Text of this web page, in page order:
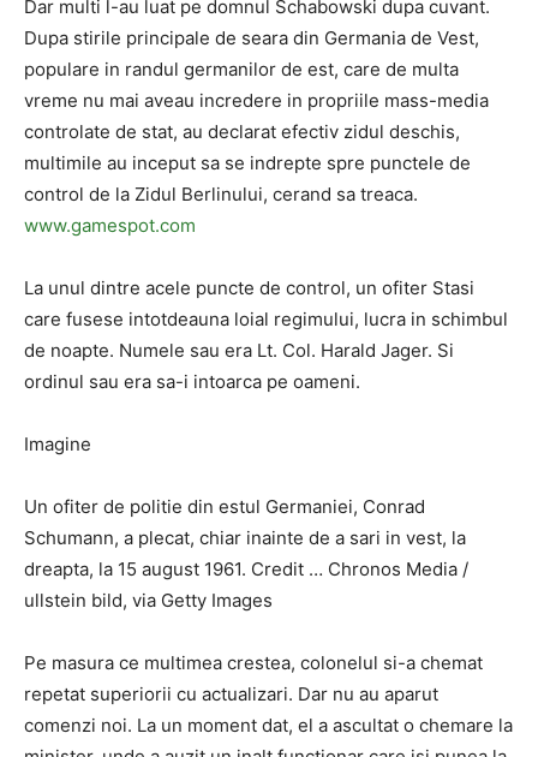
Dar multi l-au luat pe domnul Schabowski dupa cuvant.
Dupa stirile principale de seara din Germania de Vest,
populare in randul germanilor de est, care de multa
vreme nu mai aveau incredere in propriile mass-media
controlate de stat, au declarat efectiv zidul deschis,
multimile au inceput sa se indrepte spre punctele de
control de la Zidul Berlinului, cerand sa treaca.
www.gamespot.com
La unul dintre acele puncte de control, un ofiter Stasi
care fusese intotdeauna loial regimului, lucra in schimbul
de noapte. Numele sau era Lt. Col. Harald Jager. Si
ordinul sau era sa-i intoarca pe oameni.
Imagine
Un ofiter de politie din estul Germaniei, Conrad
Schumann, a plecat, chiar inainte de a sari in vest, la
dreapta, la 15 august 1961. Credit … Chronos Media /
ullstein bild, via Getty Images
Pe masura ce multimea crestea, colonelul si-a chemat
repetat superiorii cu actualizari. Dar nu au aparut
comenzi noi. La un moment dat, el a ascultat o chemare la